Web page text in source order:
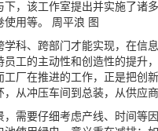
下，该工作室提出并实施了诸
使用等。 周平浪 图
、跨部门才能实现，在信息
员工的主动性和创造性的提升
工厂在推进的工作，正是把创
从冲压车间到总装，从供应
要仔细考虑产线、时间等因